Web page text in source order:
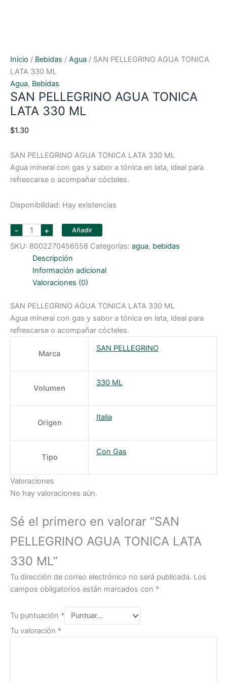
Inicio / Bebidas / Agua / SAN PELLEGRINO AGUA TONICA
LATA 330 ML
Agua, Bebidas
SAN PELLEGRINO AGUA TONICA
LATA 330 ML
$1.30
SAN PELLEGRINO AGUA TONICA LATA 330 ML
Agua mineral con gas y sabor a tónica en lata, ideal para
refrescarse o acompañar cócteles.
Disponibilidad: Hay existencias
- SAN
PELLEGRINO
AGUA
TONICA
LATA
330
+ Añadir
SKU: 8002270456558 Categorías: agua, bebidas
Descripción
Información adicional
Valoraciones (0)
SAN PELLEGRINO AGUA TONICA LATA 330 ML
Agua mineral con gas y sabor a tónica en lata, ideal para
refrescarse o acompañar cócteles.
Marca
SAN PELLEGRINO
Volumen
330 ML
Origen
Italia
Tipo
Con Gas
Valoraciones
No hay valoraciones aún.
Sé el primero en valorar “SAN
PELLEGRINO AGUA TONICA LATA
330 ML”
Tu dirección de correo electrónico no será publicada. Los
campos obligatorios están marcados con *
Tu puntuación *
Tu valoración *